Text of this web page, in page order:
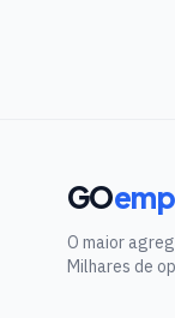
GO
O maior
Milhares de